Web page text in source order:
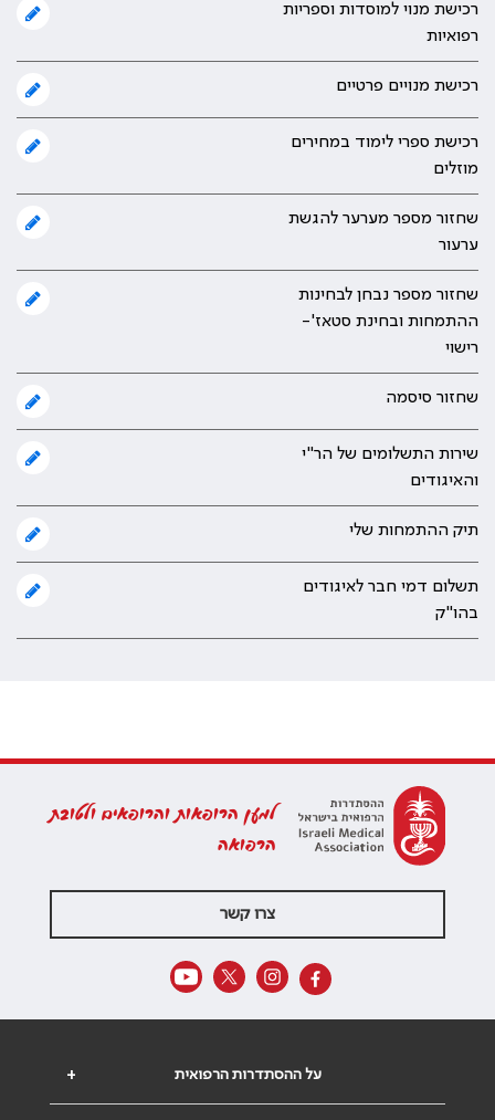
רכישת מנוי למוסדות וספריות
רפואיות
רכישת מנויים פרטיים
רכישת ספרי לימוד במחירים
מוזלים
שחזור מספר מערער להגשת
ערעור
שחזור מספר נבחן לבחינות
ההתמחות ובחינת סטאז'-
רישוי
שחזור סיסמה
שירות התשלומים של הר"י
והאיגודים
תיק ההתמחות שלי
תשלום דמי חבר לאיגודים
בהו"ק
למען הרופאות והרופאים ולטובת
הרפואה
צרו קשר
+ על ההסתדרות הרפואית